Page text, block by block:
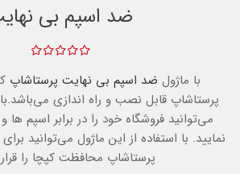
ضد اسپم بی
با ماژول ضد اسپم بی نهایت پرستاشاپ
پرستاشاپ قابل نصب و راه اندازی
می‌توانید فروشگاه خود را در برابر اسپم ها
نمایید. با استفاده از این ماژول می‌توانید
پرستاشاپ محافظت کپچا را